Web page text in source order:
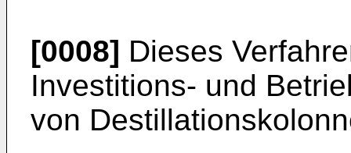
[0008] Dieses
Investitions- und
von